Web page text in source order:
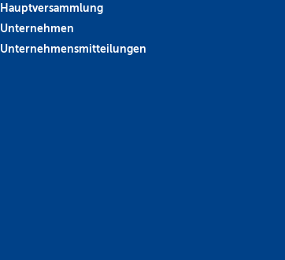
Hauptversammlung
Unternehmen
Unternehmensmitteilungen